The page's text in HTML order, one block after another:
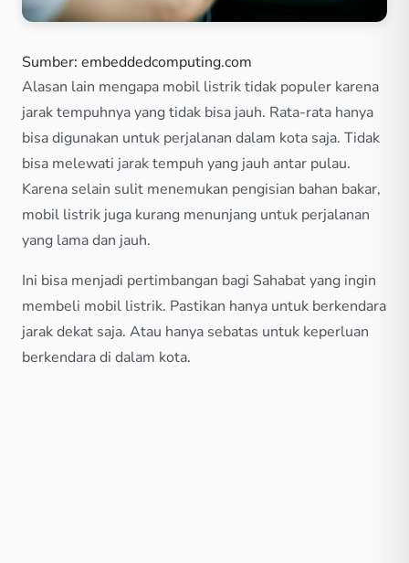
Sumber: embeddedcomputing.com
Alasan lain mengapa mobil listrik tidak populer karena
jarak tempuhnya yang tidak bisa jauh. Rata-rata hanya
bisa digunakan untuk perjalanan dalam kota saja. Tidak
bisa melewati jarak tempuh yang jauh antar pulau.
Karena selain sulit menemukan pengisian bahan bakar,
mobil listrik juga kurang menunjang untuk perjalanan
yang lama dan jauh.
Ini bisa menjadi pertimbangan bagi Sahabat yang ingin
membeli mobil listrik. Pastikan hanya untuk berkendara
jarak dekat saja. Atau hanya sebatas untuk keperluan
berkendara di dalam kota.